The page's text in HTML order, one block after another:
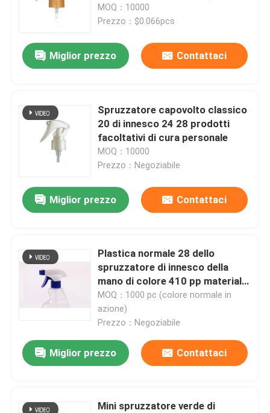
pulizia e cura personale
MOQ：10000
Prezzo：$0.066pcs
Miglior prezzo Contattaci
Spruzzatore capovolto classico
20 di innesco 24 28 prodotti
facoltativi di cura personale
MOQ：10000
Prezzo：Negoziabile
Miglior prezzo Contattaci
Plastica normale 28 dello
spruzzatore di innesco della
mano di colore 410 pp materiali
per pulire
MOQ：1000 pc (colore normale in
azione)
Prezzo：Negoziabile
Miglior prezzo Contattaci
Mini spruzzatore verde di